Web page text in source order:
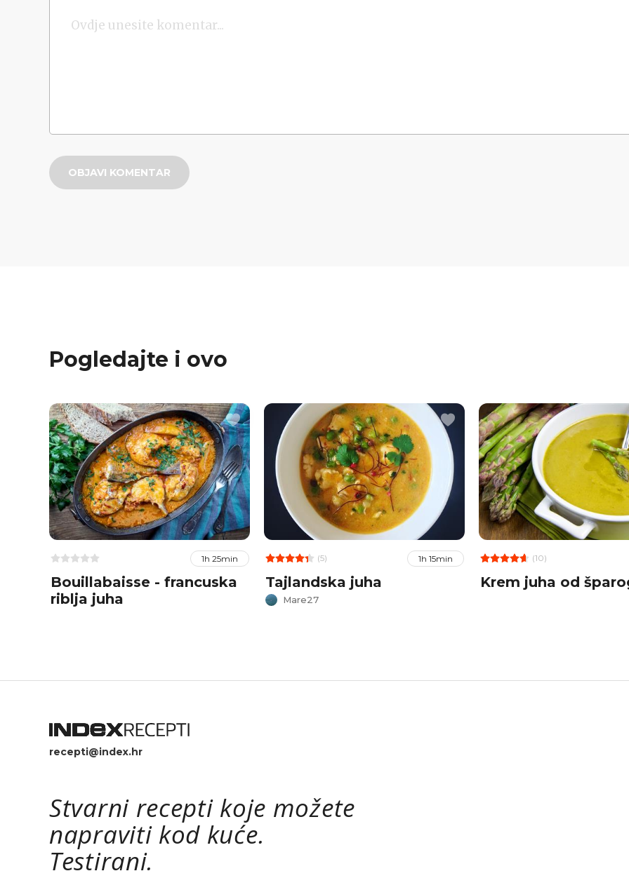
OBJAVI KOMENTAR
Pogledajte i ovo
1h 25min
Bouillabaisse - francuska
riblja juha
(5) 1h 15min
Tajlandska juha
Mare27
(10)
Krem juha od
recepti@index.hr
Stvarni recepti koje možete
napraviti kod kuće.
Testirani.